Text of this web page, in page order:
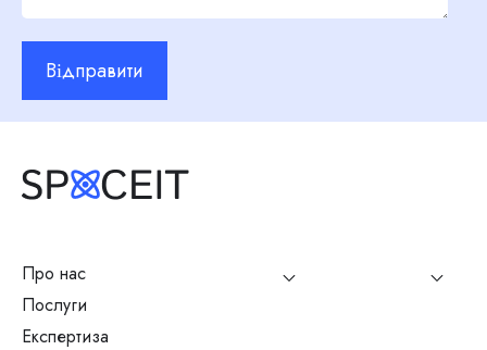
Відправити
Про нас
Послуги
Експертиза